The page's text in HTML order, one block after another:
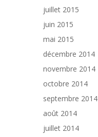
juillet 2015
juin 2015
mai 2015
décembre 2014
novembre 2014
octobre 2014
septembre 2014
août 2014
juillet 2014